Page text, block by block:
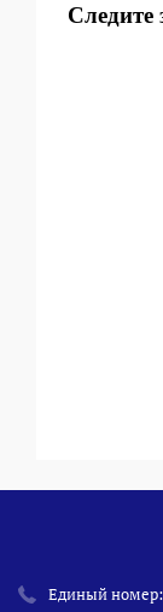
Следите
Единый номер: